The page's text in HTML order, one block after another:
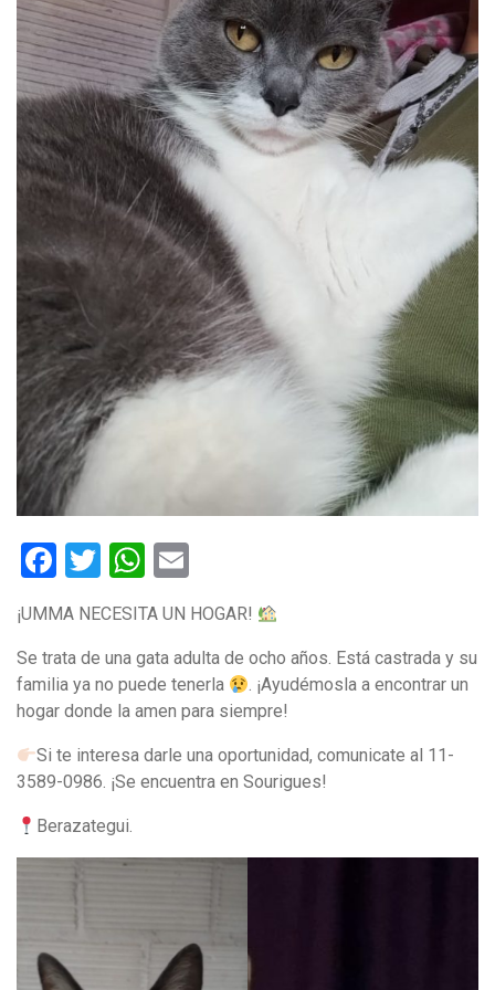
Facebook
TwitterWhatsApp
¡UMMA NECESITA UN HOGAR!
Se trata de una gata adulta de ocho años. Está castrada y su
familia ya no puede tenerla
. ¡Ayudémosla a encontrar un
hogar donde la amen para siempre!
Si te interesa darle una oportunidad, comunicate al 11-
3589-0986. ¡Se encuentra en Sourigues!
Berazategui.